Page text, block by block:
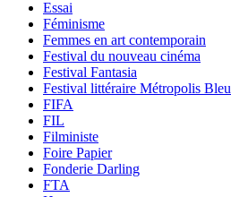
Essai
Féminisme
Femmes en art contemporain
Festival du nouveau cinéma
Festival Fantasia
Festival littéraire Métropolis Bleu
FIFA
FIL
Filministe
Foire Papier
Fonderie Darling
FTA